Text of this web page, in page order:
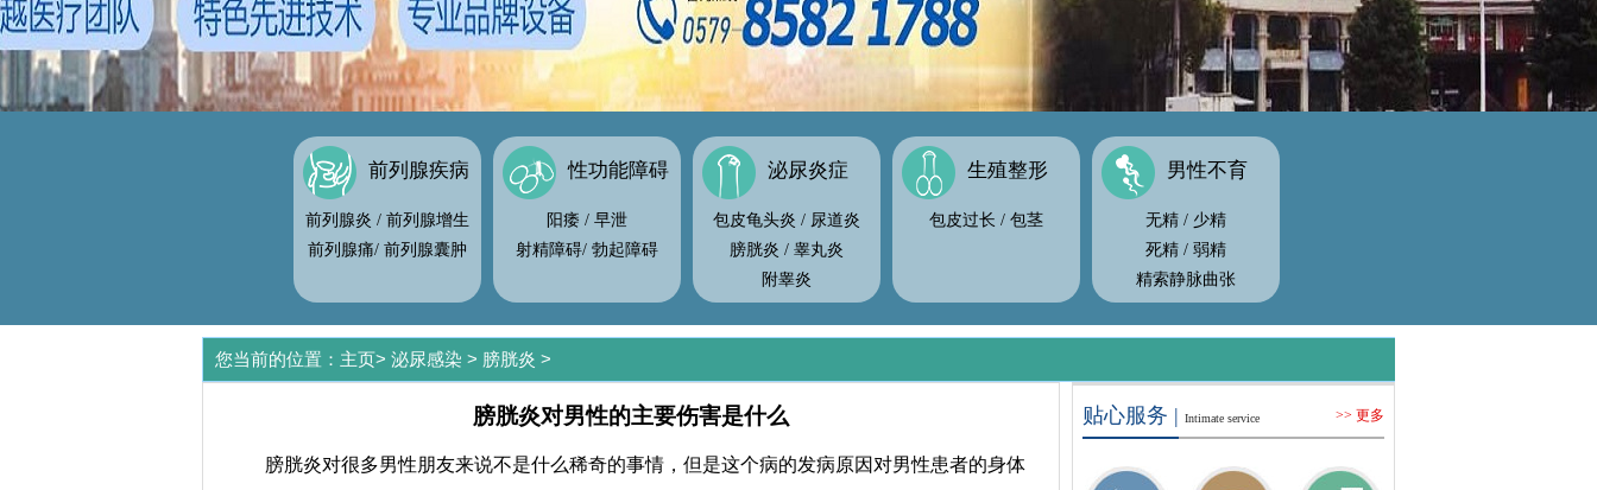
前列腺疾病
前列腺炎 / 前列腺增生
前列腺痛/ 前列腺囊肿
性功能障碍
阳痿 / 早泄
射精障碍/ 勃起障碍
泌尿炎症
包皮龟头炎 / 尿道炎
膀胱炎 / 睾丸炎
附睾炎
生殖整形
包皮过长 / 包茎
男性不育
无精 / 少精
死精 / 弱精
精索静脉曲张
您当前的位置： 主页> 泌尿感染 > 膀胱炎 >
膀胱炎对男性的主要伤害是什么
膀胱炎对很多男性朋友来说不是什么稀奇的事情，但是这个病的发病原因对男性患者的身体
贴心服务 | Intimate service >> 更多